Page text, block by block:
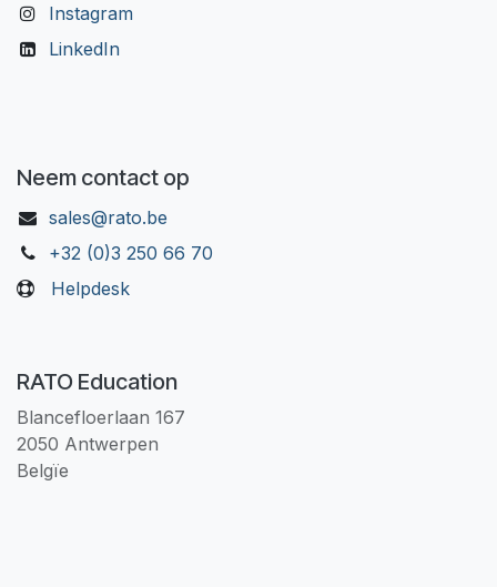
Instagram
LinkedIn
Neem contact op
sales@rato.be
+32 (0)3 250 66 70
Helpdesk
RATO Education
Blancefloerlaan 167
2050 Antwerpen
Belgïe